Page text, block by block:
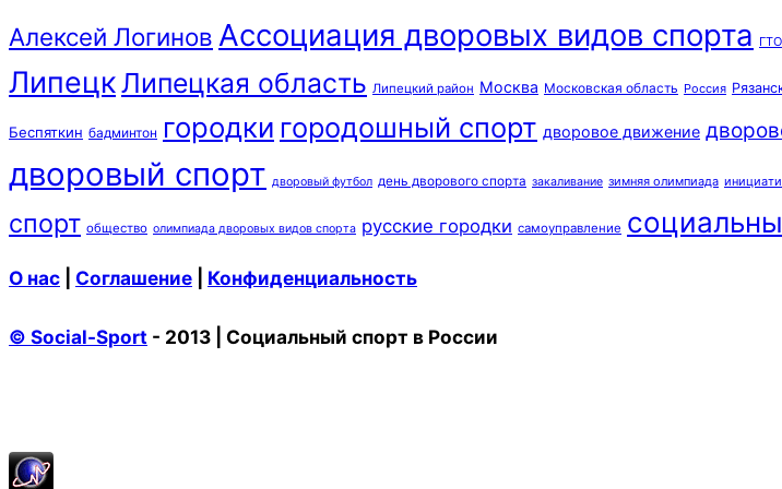
Алексей Логинов Ассоциация дворовых видов спорта ГТО
ЛипецкЛипецкая область Липецкий район Москва Московская область Россия
Беспяткин бадминтон городки городошный спорт дворовое движение
дворовый спорт дворовый футбол день дворового спорта закаливание зимняя олимпиада
спорт общество олимпиада дворовых видов спорта русские городки самоуправление
О нас Соглашение Конфиденциальность
© Social-Sport - 2013 | Социальный спорт в России